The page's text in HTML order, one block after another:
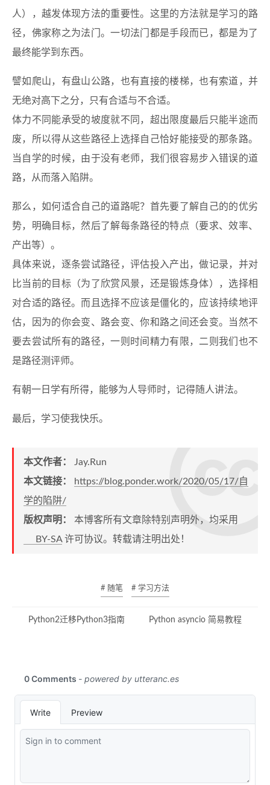
人），越发体现方法的重要性。这里的方法就是学习的路
径，佛家称之为法门。一切法门都是手段而已，都是为了
最终能学到东西。
譬如爬山，有盘山公路，也有直接的楼梯，也有索道，并
无绝对高下之分，只有合适与不合适。
体力不同能承受的坡度就不同，超出限度最后只能半途而
废，所以得从这些路径上选择自己恰好能接受的那条路。
当自学的时候，由于没有老师，我们很容易步入错误的道
路，从而落入陷阱。
那么，如何适合自己的道路呢？首先要了解自己的的优劣
势，明确目标，然后了解每条路径的特点（要求、效率、
产出等）。
具体来说，逐条尝试路径，评估投入产出，做记录，并对
比当前的目标（为了欣赏风景，还是锻炼身体），选择相
对合适的路径。而且选择不应该是僵化的，应该持续地评
估，因为的你会变、路会变、你和路之间还会变。当然不
要去尝试所有的路径，一则时间精力有限，二则我们也不
是路径测评师。
有朝一日学有所得，能够为人导师时，记得随人讲法。
最后，学习使我快乐。
本文作者：
Jay.Run
本文链接：
https://blog.ponder.work/2020/05/17/自
学的陷阱/
版权声明： 本博客所有文章除特别声明外，均采用
BY-SA许可协议。转载请注明出处！
# 随笔 # 学习方法
Python2迁移Python3指南 Python asyncio 简易教程